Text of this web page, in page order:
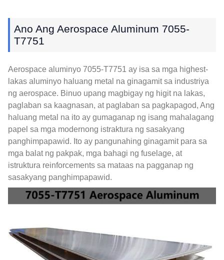
Ano Ang Aerospace Aluminum 7055-
T7751
Aerospace aluminyo 7055-T7751 ay isa sa mga highest-
lakas aluminyo haluang metal na ginagamit sa industriya
ng aerospace. Binuo upang magbigay ng higit na lakas,
paglaban sa kaagnasan, at paglaban sa pagkapagod, Ang
haluang metal na ito ay gumaganap ng isang mahalagang
papel sa mga modernong istraktura ng sasakyang
panghimpapawid. Ito ay pangunahing ginagamit para sa
mga balat ng pakpak, mga bahagi ng fuselage, at
istruktura reinforcements sa mataas na pagganap ng
sasakyang panghimpapawid.